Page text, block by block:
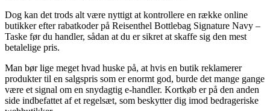
Dog kan det trods alt være nyttigt at kontrollere en række online
butikker efter rabatkoder på Reisenthel Bottlebag Signature Navy –
Taske før du handler, sådan at du er sikret at skaffe sig den mest
betalelige pris.
Man bør lige meget hvad huske på, at hvis en butik reklamerer
produkter til en salgspris som er enormt god, burde det mange gange
være et signal om en snydagtig e-handler. Kortkøb er på den anden
side indbefattet af et regelsæt, som beskytter dig imod bedrageriske